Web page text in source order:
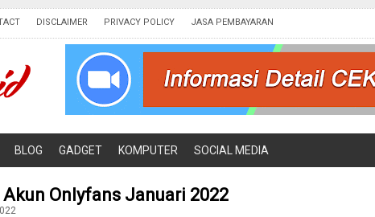
DISCLAIMER PRIVACY POLICY JASA PEMBAYARAN
BLOG GADGET KOMPUTER SOCIAL MEDIA
Onlyfans Januari 2022